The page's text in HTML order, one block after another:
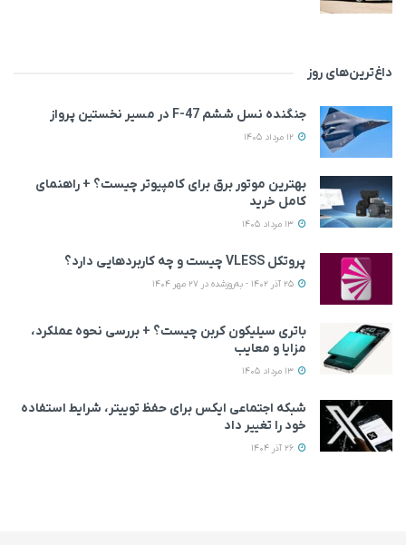
داغ‌ترین‌های روز
جنگنده نسل ششم F-47 در مسیر نخستین پرواز
بهترین موتور برق برای کامپیوتر چیست؟ + راهنمای
کامل خرید
پروتکل VLESS چیست و چه کاربردهایی دارد؟
باتری سیلیکون کربن چیست؟ + بررسی نحوه عملکرد،
مزایا و معایب
شبکه اجتماعی ایکس برای حفظ توییتر، شرایط استفاده
خود را تغییر داد